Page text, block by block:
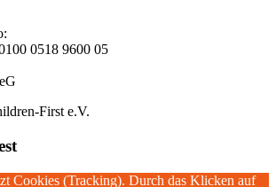
0518 9600 05
First e.V.
Cookies (Tracking). Durch das Klicken auf